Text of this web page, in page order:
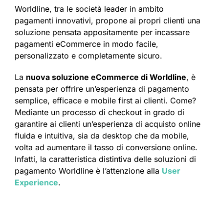
Worldline, tra le società leader in ambito
pagamenti innovativi, propone ai propri clienti una
soluzione pensata appositamente per incassare
pagamenti eCommerce in modo facile,
personalizzato e completamente sicuro.
La nuova soluzione eCommerce di Worldline, è
pensata per offrire un’esperienza di pagamento
semplice, efficace e mobile first ai clienti. Come?
Mediante un processo di checkout in grado di
garantire ai clienti un’esperienza di acquisto online
fluida e intuitiva, sia da desktop che da mobile,
volta ad aumentare il tasso di conversione online.
Infatti, la caratteristica distintiva delle soluzioni di
pagamento Worldline è l’attenzione alla User
Experience.